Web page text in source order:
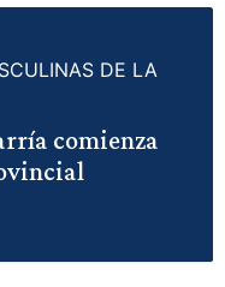
DE LA
comienza